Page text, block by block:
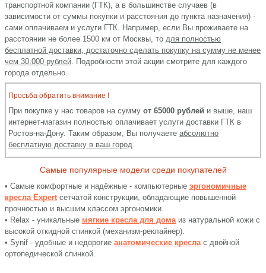
транспортной компании (ГТК), а в большинстве случаев (в
зависимости от суммы покупки и расстояния до пункта назначения) -
сами оплачиваем и услуги ГТК. Например, если Вы проживаете на
расстоянии не более 1500 км от Москвы, то для полностью
бесплатной доставки, достаточно сделать покупку на сумму не менее
чем 30.000 рублей. Подробности этой акции смотрите для каждого
города отдельно.
Просьба обратить внимание !
При покупке у нас товаров на сумму от 65000 рублей и выше, наш
интернет-магазин полностью оплачивает услуги доставки ГТК в
Ростов-на-Дону. Таким образом, Вы получаете абсолютно
бесплатную доставку в ваш город.
Самые популярные модели среди покупателей
• Самые комфортные и надёжные - компьютерные эргономичные
кресла Expertсетчатой конструкции, обладающие повышенной
прочностью и высшим классом эргономики.
• Relax - уникальные мягкие кресла для домаиз натуральной кожи с
высокой откидной спинкой (механизм-реклайнер).
• Synif - удобные и недорогие анатомические креслас двойной
ортопедической спинкой.